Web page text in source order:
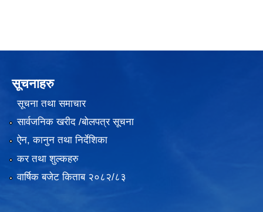
सूचनाहरु
सूचना तथा समाचार
सार्वजनिक खरीद /बोलपत्र सूचना
ऐन, कानुन तथा निर्देशिका
कर तथा शुल्कहरु
वार्षिक बजेट किताब २०८२/८३